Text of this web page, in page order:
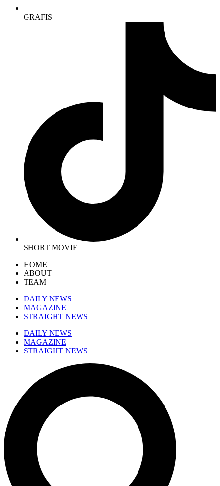
GRAFIS
SHORT MOVIE
HOME
ABOUT
TEAM
DAILY NEWS
MAGAZINE
STRAIGHT NEWS
DAILY NEWS
MAGAZINE
STRAIGHT NEWS